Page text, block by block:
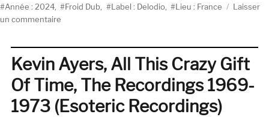
le
Année : 2024
Froid Dub Label : Delodio Lieu : France
Laisser
un commentaire
B.O.
:
Froid
Dub
Kevin Ayers, All This Crazy Gift
Of Time, The Recordings 1969-
1973 (Esoteric Recordings)